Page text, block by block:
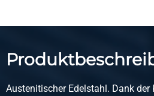
Bruttopreis
Austenitischer Edelstahl. Dank der